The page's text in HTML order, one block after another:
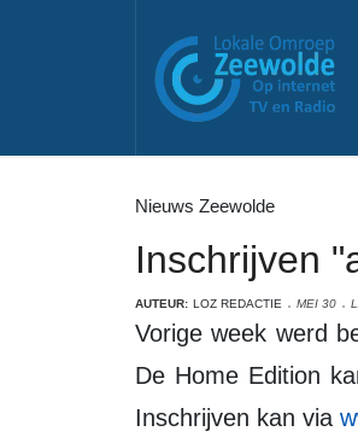
Nieuws Zeewolde
Inschrijven
AUTEUR: LOZ REDACTIE MEI 30
Vorige week werd bekend dat de Avond4daagse in een andere vorm door gaat.
De Home Edition
Inschrijven kan via